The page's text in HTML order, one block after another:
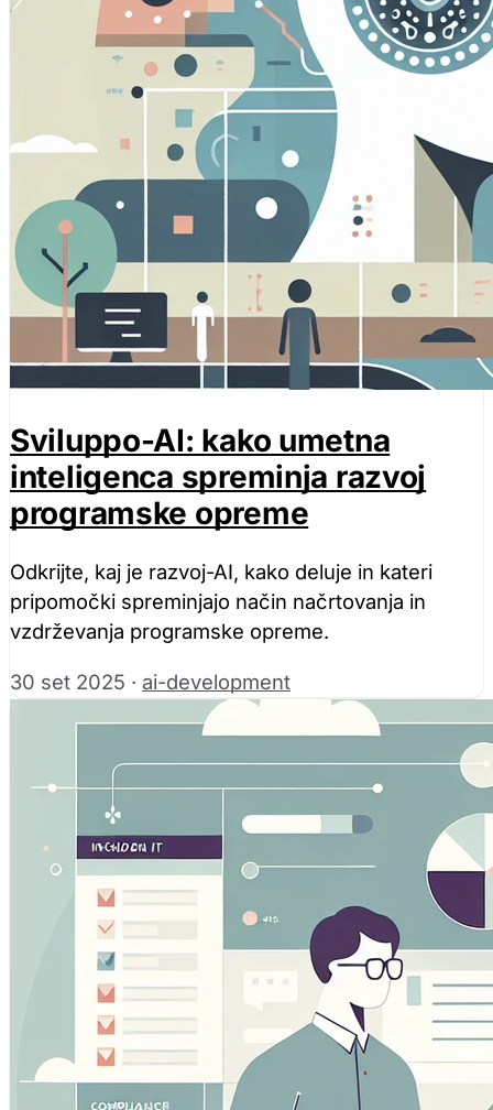
Sviluppo-AI: kako umetna
inteligenca spreminja razvoj
programske opreme
Odkrijte, kaj je razvoj-AI, kako deluje in kateri
pripomočki spreminjajo način načrtovanja in
vzdrževanja programske opreme.
30 set 2025 · ai-development